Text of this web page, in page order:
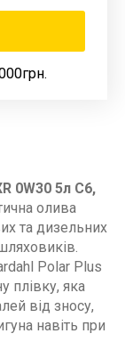
0W30 5л C6,
олива
та дизельних
Polar Plus
плівку, яка
від зносу,
навіть при